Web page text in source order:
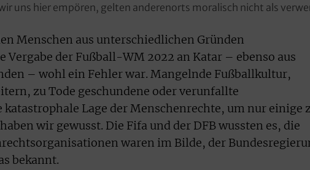
uns hier empören, gelten anderenorts moralisch nicht als
Menschen aus unterschiedlichen Gründen
Vergabe der Fußball-WM 2022 an Katar – ebenso aus
– wohl ein Fehler war. Mangelnde Fußballkultur,
zu Tode geschundene oder verunfallte
Lage der Menschenrechte, um nur einige
wir gewusst. Die Fifa und der DFB wussten es, die
waren im Bilde, der
bekannt.